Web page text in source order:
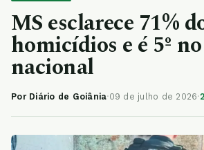
MS esclarece 71%
homicídios e é 5º
nacional
Por Diário de Goiânia·09 de julho de 2026·